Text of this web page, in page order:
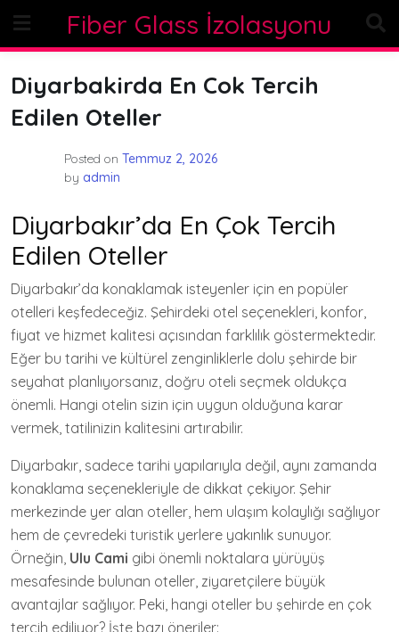
content
Fiber Glass İzolasyonu
Diyarbakirda En Cok Tercih
Edilen Oteller
Posted on Temmuz 2, 2026
by admin
Diyarbakır’da En Çok Tercih
Edilen Oteller
Diyarbakır’da konaklamak isteyenler için en popüler
otelleri keşfedeceğiz. Şehirdeki otel seçenekleri, konfor,
fiyat ve hizmet kalitesi açısından farklılık göstermektedir.
Eğer bu tarihi ve kültürel zenginliklerle dolu şehirde bir
seyahat planlıyorsanız, doğru oteli seçmek oldukça
önemli. Hangi otelin sizin için uygun olduğuna karar
vermek, tatilinizin kalitesini artırabilir.
Diyarbakır, sadece tarihi yapılarıyla değil, aynı zamanda
konaklama seçenekleriyle de dikkat çekiyor. Şehir
merkezinde yer alan oteller, hem ulaşım kolaylığı sağlıyor
hem de çevredeki turistik yerlere yakınlık sunuyor.
Örneğin, Ulu Cami gibi önemli noktalara yürüyüş
mesafesinde bulunan oteller, ziyaretçilere büyük
avantajlar sağlıyor. Peki, hangi oteller bu şehirde en çok
tercih ediliyor? İşte bazı öneriler: